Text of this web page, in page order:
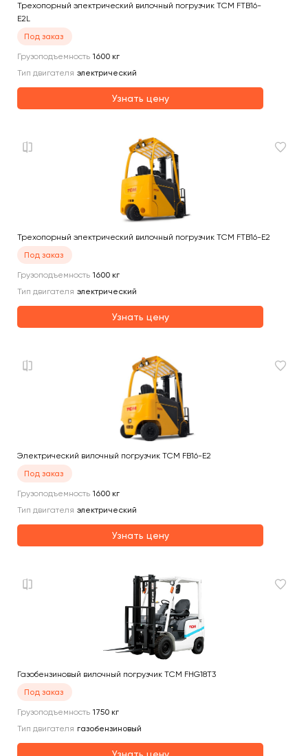
Трехопорный электрический вилочный погрузчик TCM FTB16-
E2L
Под заказ
Грузоподъемность 1600 кг
Тип двигателя электрический
Узнать цену
Трехопорный электрический вилочный погрузчик TCM FTB16-E2
Под заказ
Грузоподъемность 1600 кг
Тип двигателя электрический
Узнать цену
Электрический вилочный погрузчик TCM FB16-E2
Под заказ
Грузоподъемность 1600 кг
Тип двигателя электрический
Узнать цену
Газобензиновый вилочный погрузчик TCM FHG18T3
Под заказ
Грузоподъемность 1750 кг
Тип двигателя газобензиновый